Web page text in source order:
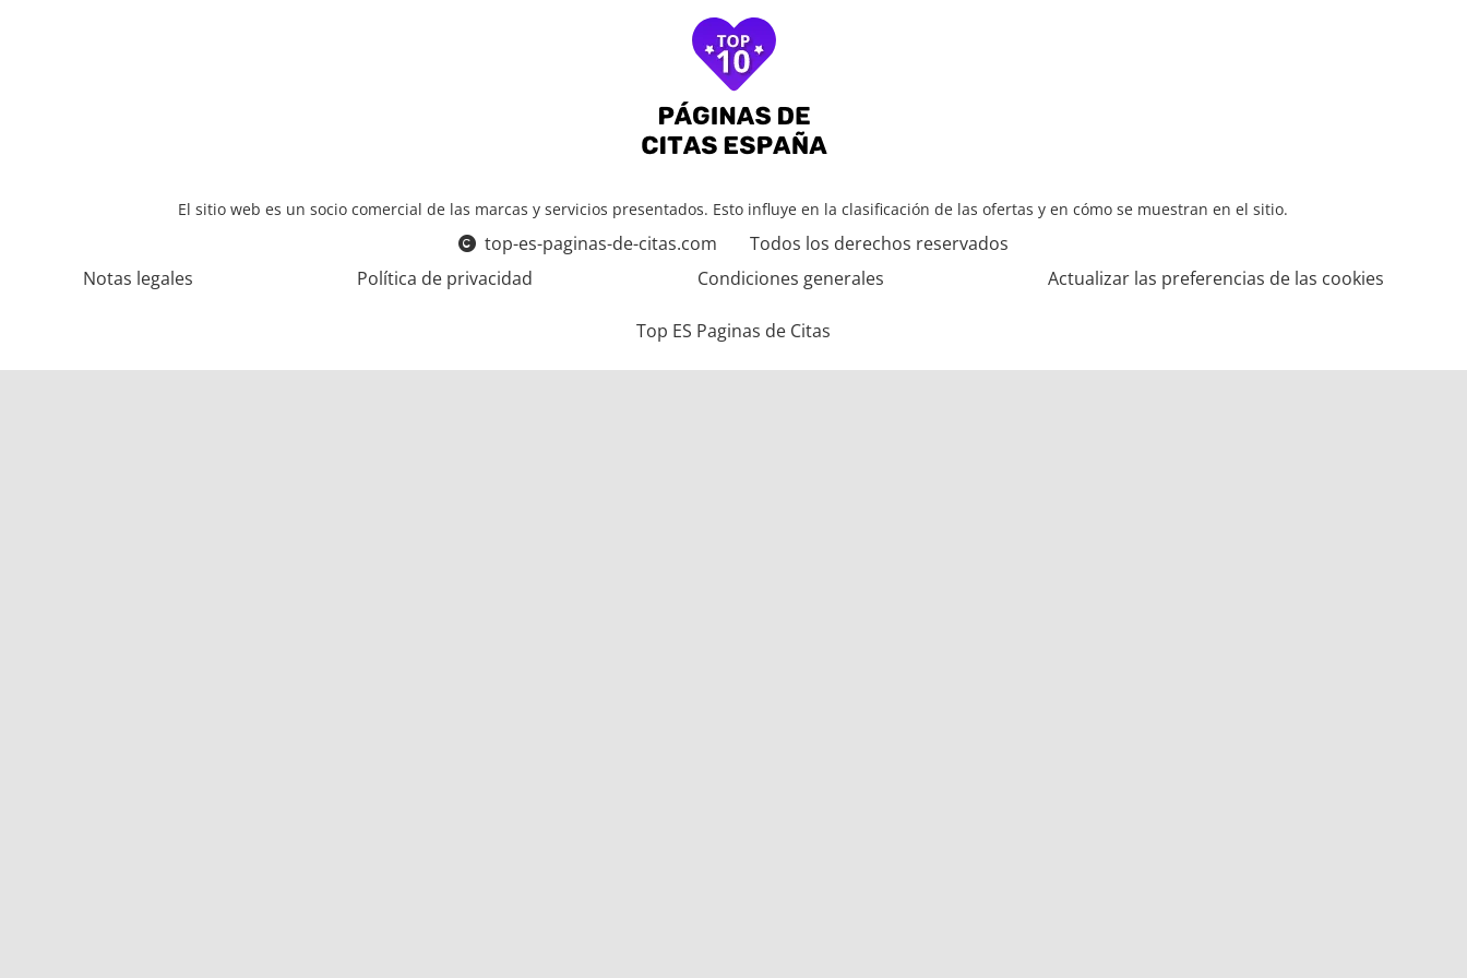
El sitio web es un socio comercial de las marcas y servicios presentados. Esto influye en la clasificación de las ofertas y en cómo se muestran en el sitio.
top-es-paginas-de-citas.com
Todos los derechos reservados
Notas legales
Política de privacidad Condiciones generales Actualizar las preferencias de las cookies
Top ES Paginas de Citas